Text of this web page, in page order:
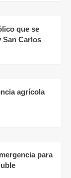
que se
San Carlos
agrícola
para